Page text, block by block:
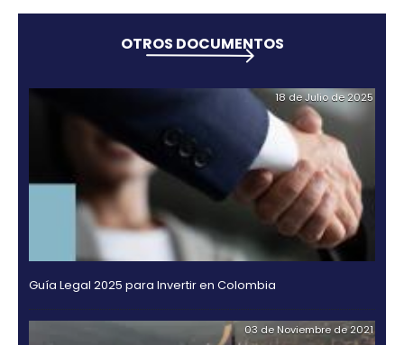
de exportaciones hacia mercados aledaños de la
aseguró María Claudia Lacouture, presidenta de
ProColombia.
La primera pick up ensamblada 100 % en
En la primera fase de la planta de Foton en Funza
ensamblará el modelo Tunland, camioneta pick up
convertirá así en el único vehículo de este tipo
100 % en Colombia”aseguró Luis Andrés Ferrer,
desarrollo de Foton Colombia.
Además de ser un vehículo ensamblado
totalidad, lo cual es su principal diferencial, el
contará con componentes usados por las marcas